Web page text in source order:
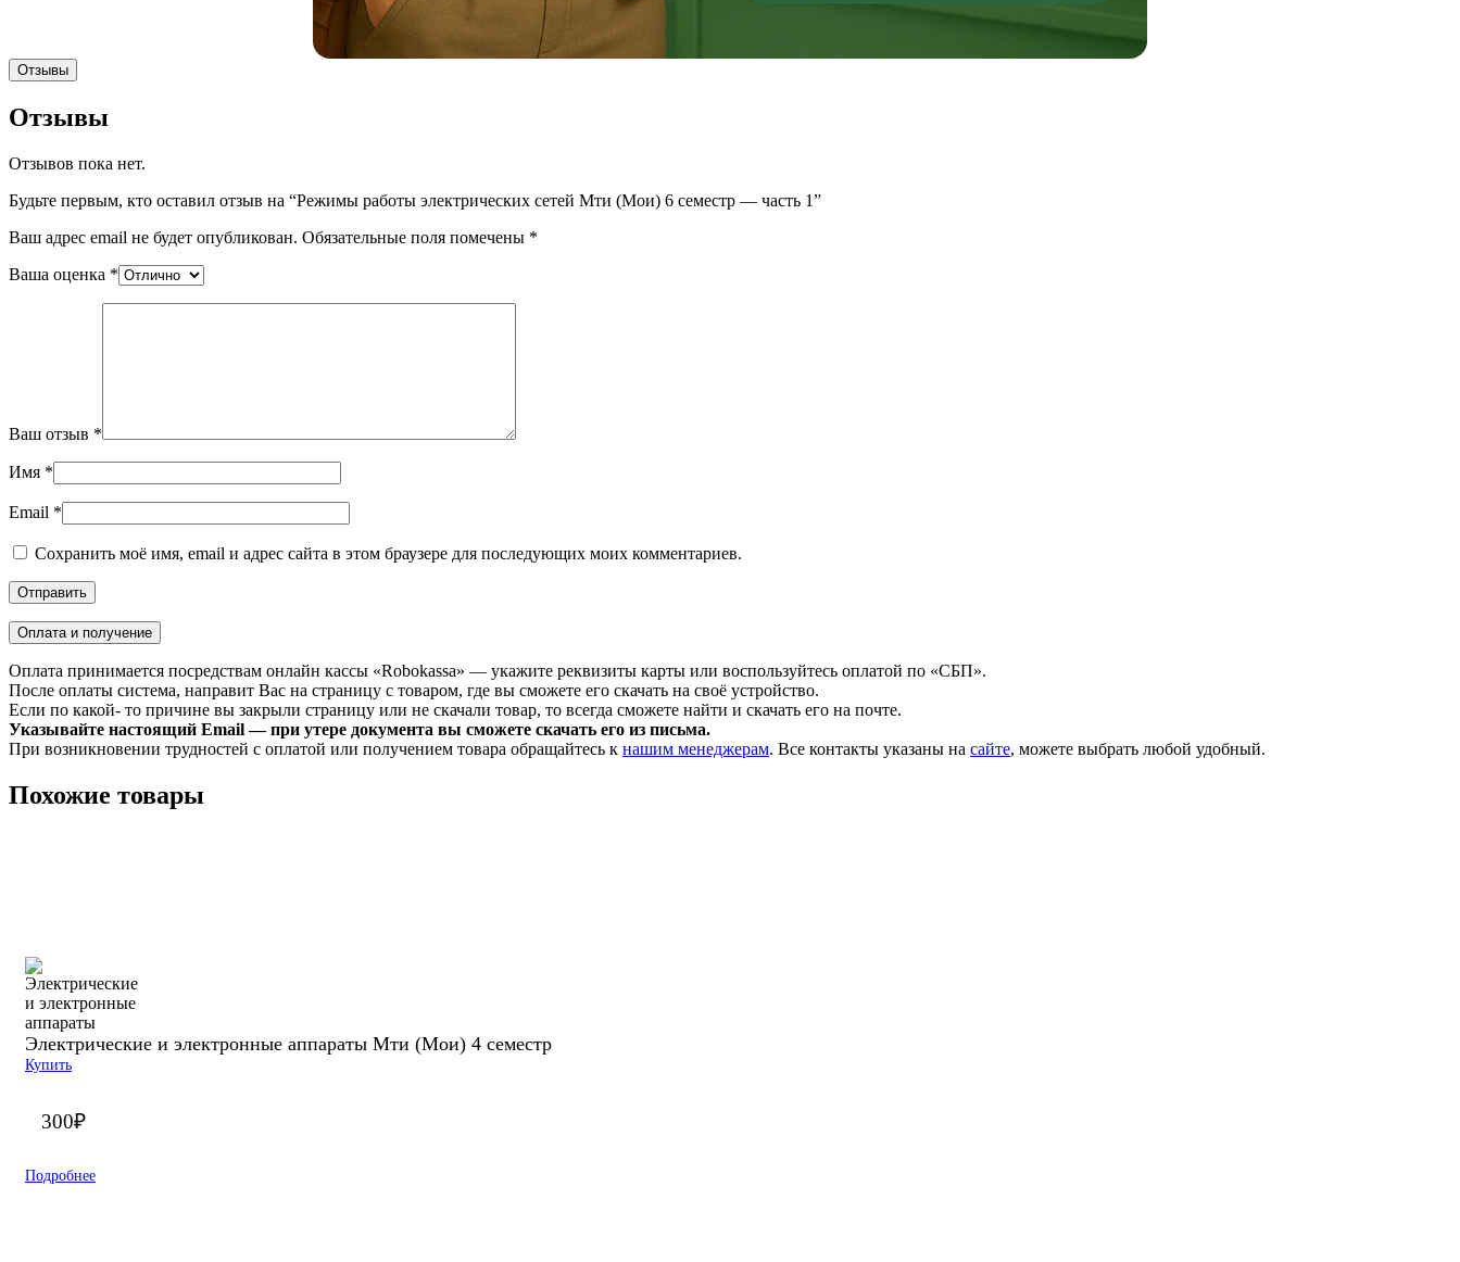
Отзывы
Отзывы
Отзывов пока нет.
Будьте первым, кто оставил отзыв на “Режимы работы электрических сетей Мти (Мои) 6 семестр — часть 1”
Ваш адрес email не будет опубликован. Обязательные поля помечены *
Ваша оценка *
Ваш отзыв *
Имя *
Email *
Сохранить моё имя, email и адрес сайта в этом браузере для последующих моих комментариев.
Оплата и получение
Оплата принимается посредствам онлайн кассы «Robokassa» — укажите реквизиты карты или воспользуйтесь оплатой по «СБП».
После оплаты система, направит Вас на страницу с товаром, где вы сможете его скачать на своё устройство.
Если по какой- то причине вы закрыли страницу или не скачали товар, то всегда сможете найти и скачать его на почте.
Указывайте настоящий Email — при утере документа вы сможете скачать его из письма.
При возникновении трудностей с оплатой или получением товара обращайтесь к нашим менеджерам. Все контакты указаны на сайте, можете выбрать любой удобный.
Похожие товары
Электрические и электронные аппараты Мти (Мои) 4 семестр
Купить
300₽
Подробнее